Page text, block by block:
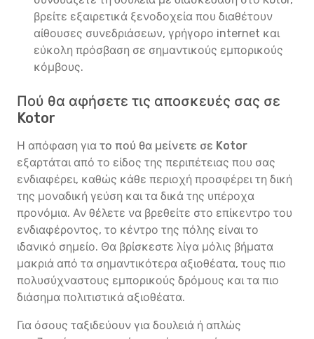
βρείτε εξαιρετικά ξενοδοχεία που διαθέτουν
αίθουσες συνεδριάσεων, γρήγορο internet και
εύκολη πρόσβαση σε σημαντικούς εμπορικούς
κόμβους.
Πού θα αφήσετε τις αποσκευές σας σε
Kotor
Η απόφαση για το πού θα μείνετε σε Kotor
εξαρτάται από το είδος της περιπέτειας που σας
ενδιαφέρει, καθώς κάθε περιοχή προσφέρει τη δική
της μοναδική γεύση και τα δικά της υπέροχα
προνόμια. Αν θέλετε να βρεθείτε στο επίκεντρο του
ενδιαφέροντος, το κέντρο της πόλης είναι το
ιδανικό σημείο. Θα βρίσκεστε λίγα μόλις βήματα
μακριά από τα σημαντικότερα αξιοθέατα, τους πιο
πολυσύχναστους εμπορικούς δρόμους και τα πιο
διάσημα πολιτιστικά αξιοθέατα.
Για όσους ταξιδεύουν για δουλειά ή απλώς